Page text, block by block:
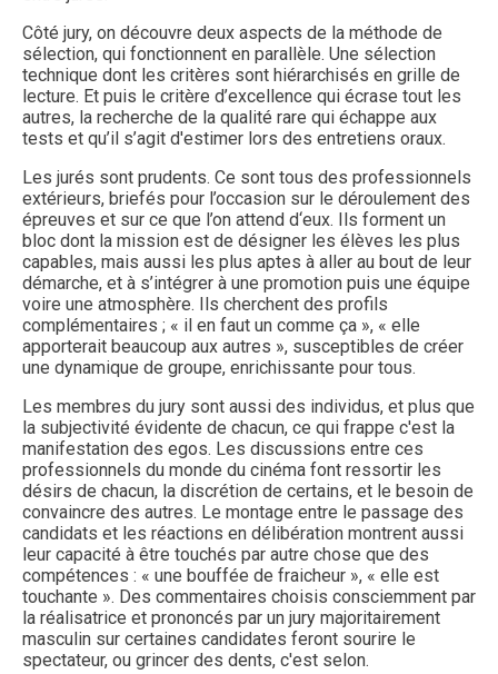
Côté jury, on découvre deux aspects de la méthode de
sélection, qui fonctionnent en parallèle. Une sélection
technique dont les critères sont hiérarchisés en grille de
lecture. Et puis le critère d’excellence qui écrase tout les
autres, la recherche de la qualité rare qui échappe aux
tests et qu’il s’agit d'estimer lors des entretiens oraux.
Les jurés sont prudents. Ce sont tous des professionnels
extérieurs, briefés pour l’occasion sur le déroulement des
épreuves et sur ce que l’on attend d‘eux. Ils forment un
bloc dont la mission est de désigner les élèves les plus
capables, mais aussi les plus aptes à aller au bout de leur
démarche, et à s’intégrer à une promotion puis une équipe
voire une atmosphère. Ils cherchent des profils
complémentaires ; « il en faut un comme ça », « elle
apporterait beaucoup aux autres », susceptibles de créer
une dynamique de groupe, enrichissante pour tous.
Les membres du jury sont aussi des individus, et plus que
la subjectivité évidente de chacun, ce qui frappe c'est la
manifestation des egos. Les discussions entre ces
professionnels du monde du cinéma font ressortir les
désirs de chacun, la discrétion de certains, et le besoin de
convaincre des autres. Le montage entre le passage des
candidats et les réactions en délibération montrent aussi
leur capacité à être touchés par autre chose que des
compétences : « une bouffée de fraicheur », « elle est
touchante ». Des commentaires choisis consciemment par
la réalisatrice et prononcés par un jury majoritairement
masculin sur certaines candidates feront sourire le
spectateur, ou grincer des dents, c'est selon.